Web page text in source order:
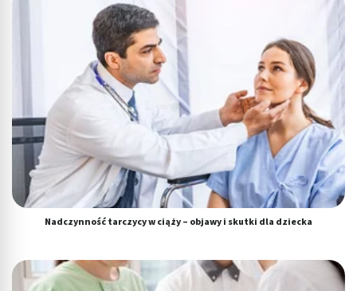
Nadczynność tarczycy w ciąży – objawy i skutki dla dziecka
Funkcje specjalne IAB:
Użycie dokładnych danych geolokalizacyjnych
Identyfikowanie urządzeń na podstawie
aktywnie żądanych informacji
Cele przetwarzania inne niż IAB:
Niezbędne
Wydajność (Performance)
Reklama / śledzenie